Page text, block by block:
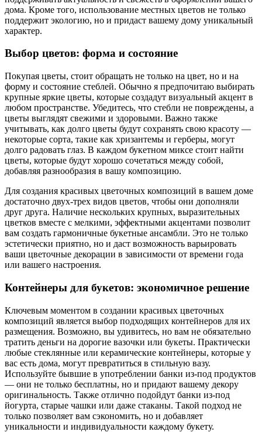
дома. Кроме того, использование местных цветов не только
поддержит экологию, но и придаст вашему дому уникальный
характер.
Выбор цветов: форма и состояние
Покупая цветы, стоит обращать не только на цвет, но и на
форму и состояние стеблей. Обычно я предпочитаю выбирать
крупные яркие цветы, которые создадут визуальный акцент в
любом пространстве. Убедитесь, что стебли не повреждены, а
цветы выглядят свежими и здоровыми. Важно также
учитывать, как долго цветы будут сохранять свою красоту —
некоторые сорта, такие как хризантемы и герберы, могут
долго радовать глаз. В каждом букетном миксе стоит найти
цветы, которые будут хорошо сочетаться между собой,
добавляя разнообразия в вашу композицию.
Для создания красивых цветочных композиций в вашем доме
достаточно двух-трех видов цветов, чтобы они дополняли
друг друга. Наличие нескольких крупных, выразительных
цветков вместе с мелкими, эффектными акцентами позволит
вам создать гармоничные букетные ансамбли. Это не только
эстетически приятно, но и даст возможность варьировать
ваши цветочные декорации в зависимости от времени года
или вашего настроения.
Контейнеры для букетов: экономичное решение
Ключевым моментом в создании красивых цветочных
композиций является выбор подходящих контейнеров для их
размещения. Возможно, вы удивитесь, но вам не обязательно
тратить деньги на дорогие вазочки или букеты. Практически
любые стеклянные или керамические контейнеры, которые у
вас есть дома, могут превратиться в стильную вазу.
Используйте бывшие в употреблении банки из-под продуктов
— они не только бесплатны, но и придают вашему декору
оригинальность. Также отлично подойдут банки из-под
йогурта, старые чашки или даже стаканы. Такой подход не
только позволяет вам сэкономить, но и добавляет
уникальности и индивидуальности каждому букету.